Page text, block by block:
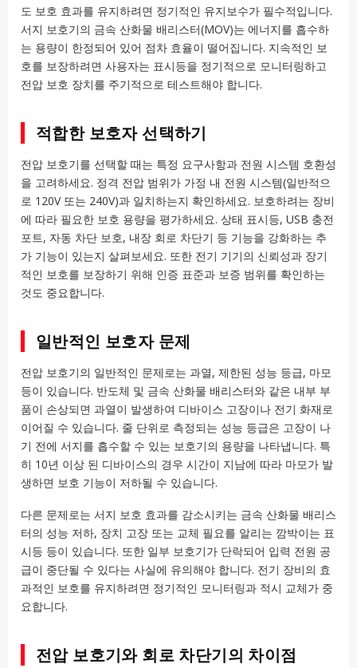
도 보호 효과를 유지하려면 정기적인 유지보수가 필수적입니다.
서지 보호기의 금속 산화물 배리스터(MOV)는 에너지를 흡수하
는 용량이 한정되어 있어 점차 효율이 떨어집니다. 지속적인 보
호를 보장하려면 사용자는 표시등을 정기적으로 모니터링하고
전압 보호 장치를 주기적으로 테스트해야 합니다.
적합한 보호자 선택하기
전압 보호기를 선택할 때는 특정 요구사항과 전원 시스템 호환성
을 고려하세요. 정격 전압 범위가 가정 내 전원 시스템(일반적으
로 120V 또는 240V)과 일치하는지 확인하세요. 보호하려는 장비
에 따라 필요한 보호 용량을 평가하세요. 상태 표시등, USB 충전
포트, 자동 차단 보호, 내장 회로 차단기 등 기능을 강화하는 추
가 기능이 있는지 살펴보세요. 또한 전기 기기의 신뢰성과 장기
적인 보호를 보장하기 위해 인증 표준과 보증 범위를 확인하는
것도 중요합니다.
일반적인 보호자 문제
전압 보호기의 일반적인 문제로는 과열, 제한된 성능 등급, 마모
등이 있습니다. 반도체 및 금속 산화물 배리스터와 같은 내부 부
품이 손상되면 과열이 발생하여 디바이스 고장이나 전기 화재로
이어질 수 있습니다. 줄 단위로 측정되는 성능 등급은 고장이 나
기 전에 서지를 흡수할 수 있는 보호기의 용량을 나타냅니다. 특
히 10년 이상 된 디바이스의 경우 시간이 지남에 따라 마모가 발
생하면 보호 기능이 저하될 수 있습니다.
다른 문제로는 서지 보호 효과를 감소시키는 금속 산화물 배리스
터의 성능 저하, 장치 고장 또는 교체 필요를 알리는 깜박이는 표
시등 등이 있습니다. 또한 일부 보호기가 단락되어 입력 전원 공
급이 중단될 수 있다는 사실에 유의해야 합니다. 전기 장비의 효
과적인 보호를 유지하려면 정기적인 모니터링과 적시 교체가 중
요합니다.
전압 보호기와 회로 차단기의 차이점